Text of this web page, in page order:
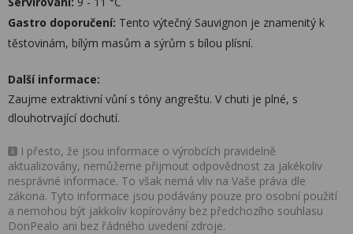
Gastro doporučení: Tento výtečný Sauvignon je znamenitý k
těstovinám, bílým masům a sýrům s bílou plísní.
Další informace:
Zaujme extraktivní vůní s tóny angreštu. V chuti je plné, s
dlouhotrvající dochutí.
I přesto, že jsou informace o výrobcích pravidelně
aktualizovány, nemůžeme přijmout odpovědnost za jakékoliv
nesprávné informace. To však nemá vliv na Vaše práva dle
zákona. Tyto informace jsou podávány pouze pro osobní použití
a nemohou být jakkoliv kopírovány bez předchozího souhlasu
DonPealo ani bez řádného uvedení zdroje.